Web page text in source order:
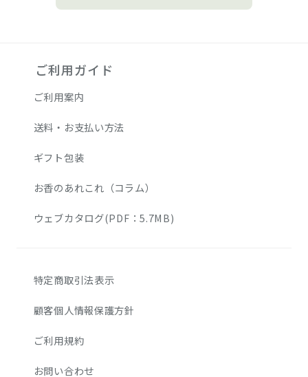
ご利用ガイド
ご利用案内
送料・お支払い方法
ギフト包装
お香のあれこれ（コラム）
ウェブカタログ(PDF：5.7MB)
特定商取引法表示
顧客個人情報保護方針
ご利用規約
お問い合わせ